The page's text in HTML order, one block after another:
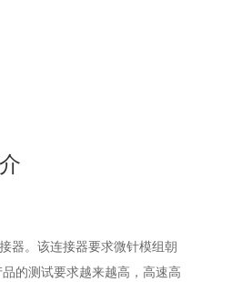
器。该连接器要求微针模组朝
的测试要求越来越高，高速高